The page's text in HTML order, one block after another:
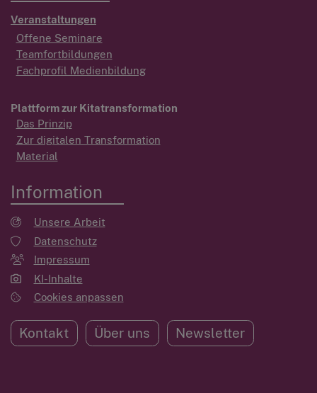
Veranstaltungen
Offene Seminare
Teamfortbildungen
Fachprofil Medienbildung
Plattform zur Kitatransformation
Das Prinzip
Zur digitalen Transformation
Material
Information
Unsere Arbeit
Datenschutz
Impressum
KI-Inhalte
Cookies anpassen
Kontakt Über uns Newsletter